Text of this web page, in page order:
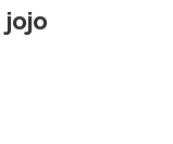
jojo